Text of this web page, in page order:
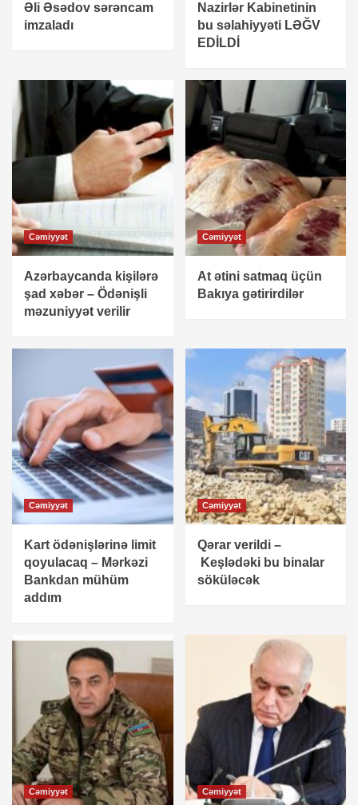
Əli Əsədov sərəncam
imzaladı
Nazirlər Kabinetinin
bu səlahiyyəti LƏĞV
EDİLDİ
Cəmiyyət
Azərbaycanda kişilərə
şad xəbər – Ödənişli
məzuniyyət verilir
Cəmiyyət
At ətini satmaq üçün
Bakıya gətirirdilər
Cəmiyyət
Kart ödənişlərinə limit
qoyulacaq – Mərkəzi
Bankdan mühüm
addım
Cəmiyyət
Qərar verildi –
Keşlədəki bu binalar
söküləcək
Cəmiyyət Cəmiyyət